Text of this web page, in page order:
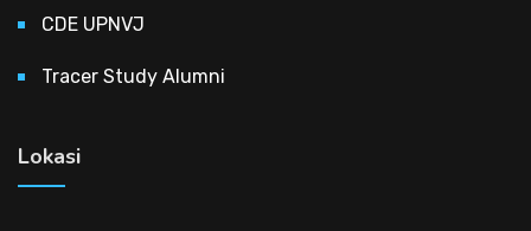
CDE UPNVJ
Tracer Study Alumni
Lokasi